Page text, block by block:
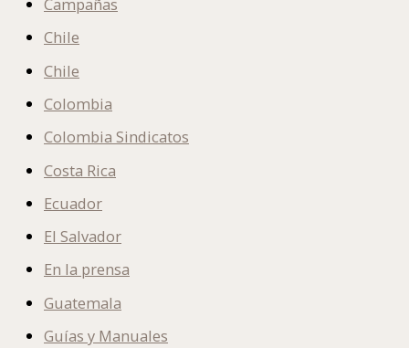
Chile
Chile
Colombia
Colombia Sindicatos
Costa Rica
Ecuador
El Salvador
En la prensa
Guatemala
Guías y Manuales